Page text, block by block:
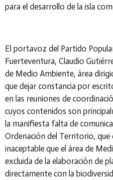
para el desarrollo de la isla
El portavoz del Partido
Fuerteventura, Claudio
de Medio Ambiente, área
que dejar constancia por
en las reuniones de
cuyos contenidos son
la manifiesta falta de
Ordenación del Territorio, que
inaceptable que el área de
excluida de la elaboración de
directamente con la